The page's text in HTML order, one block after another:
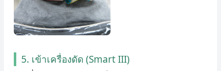
5. เข้าเครื่องดัด (Smart III)